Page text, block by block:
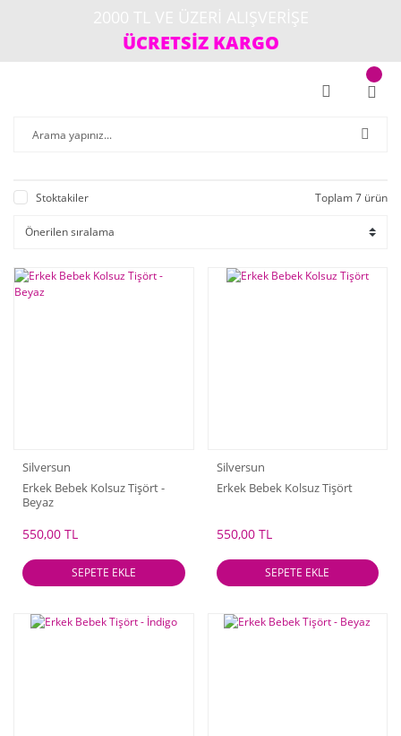
ÜCRETSİZ KARGO
Stoktakiler Toplam 7 ürün
Silversun
Erkek Bebek Kolsuz Tişört -
Beyaz
550,00 TL
SEPETE EKLE
Silversun
Erkek Bebek Kolsuz Tişört
550,00 TL
SEPETE EKLE